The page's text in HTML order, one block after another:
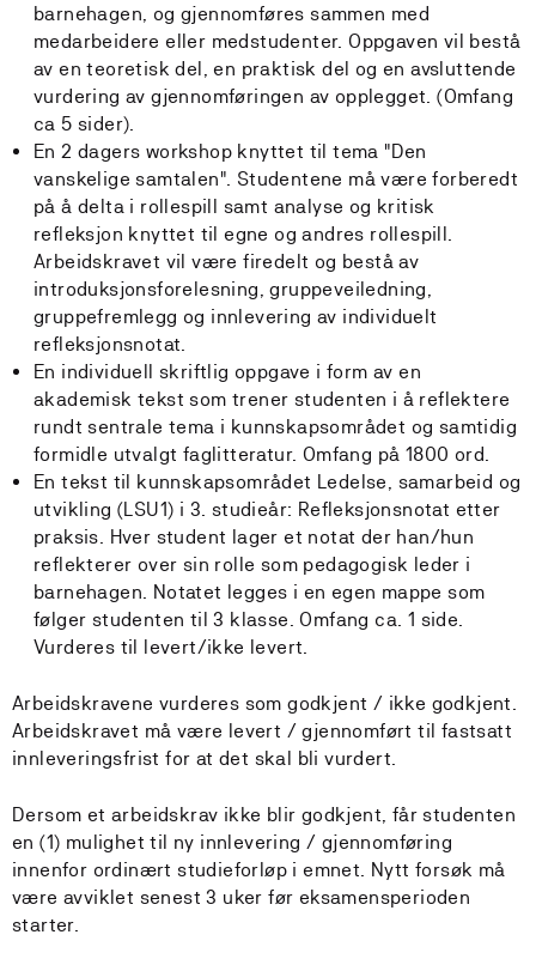
barnehagen, og gjennomføres sammen med
medarbeidere eller medstudenter. Oppgaven vil bestå
av en teoretisk del, en praktisk del og en avsluttende
vurdering av gjennomføringen av opplegget. (Omfang
ca 5 sider).
En 2 dagers workshop knyttet til tema "Den
vanskelige samtalen". Studentene må være forberedt
på å delta i rollespill samt analyse og kritisk
refleksjon knyttet til egne og andres rollespill.
Arbeidskravet vil være firedelt og bestå av
introduksjonsforelesning, gruppeveiledning,
gruppefremlegg og innlevering av individuelt
refleksjonsnotat.
En individuell skriftlig oppgave i form av en
akademisk tekst som trener studenten i å reflektere
rundt sentrale tema i kunnskapsområdet og samtidig
formidle utvalgt faglitteratur. Omfang på 1800 ord.
En tekst til kunnskapsområdet Ledelse, samarbeid og
utvikling (LSU1) i 3. studieår: Refleksjonsnotat etter
praksis. Hver student lager et notat der han/hun
reflekterer over sin rolle som pedagogisk leder i
barnehagen. Notatet legges i en egen mappe som
følger studenten til 3 klasse. Omfang ca. 1 side.
Vurderes til levert/ikke levert.
Arbeidskravene vurderes som godkjent / ikke godkjent.
Arbeidskravet må være levert / gjennomført til fastsatt
innleveringsfrist for at det skal bli vurdert.
Dersom et arbeidskrav ikke blir godkjent, får studenten
en (1) mulighet til ny innlevering / gjennomføring
innenfor ordinært studieforløp i emnet. Nytt forsøk må
være avviklet senest 3 uker før eksamensperioden
starter.